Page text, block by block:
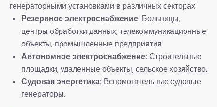
генераторными установками в различных секторах.
​Резервное электроснабжение:​ ​ Больницы,
центры обработки данных, телекоммуникационные
объекты, промышленные предприятия.
​Автономное электроснабжение:​ ​ Строительные
площадки, удаленные объекты, сельское хозяйство.
​Судовая энергетика:​ ​ Вспомогательные судовые
генераторы.